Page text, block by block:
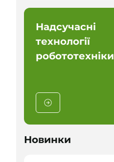
Надсучасні
технології
робототехніки
Новинки